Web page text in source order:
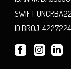
SWIFT:
ID BROJ: